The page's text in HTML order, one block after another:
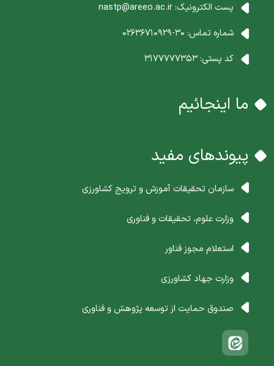
پست الکترونیک:nastp@areeo.ac.ir
شماره تماس: 30-02636710929
کد پستی:3177777353
ما اینجائیم
پیوندهای مفید
سازمان تحقیقات آموزش و ترویج کشاورزی
وزارت علوم، تحقیقات و فناوری
استعلام مجوز فناور
وزارت جهاد کشاورزی
صندوق حمایت از توسعه پژوهش و فناوری